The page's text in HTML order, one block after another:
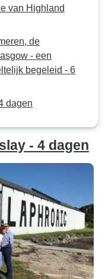
van Highland
de
- een
begeleid - 6
dagen
- 4 dagen